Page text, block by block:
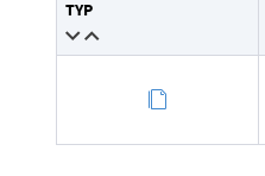
Data opublikowania
Opublikował
TYP